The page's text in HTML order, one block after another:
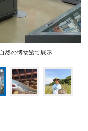
然の博物館で展示